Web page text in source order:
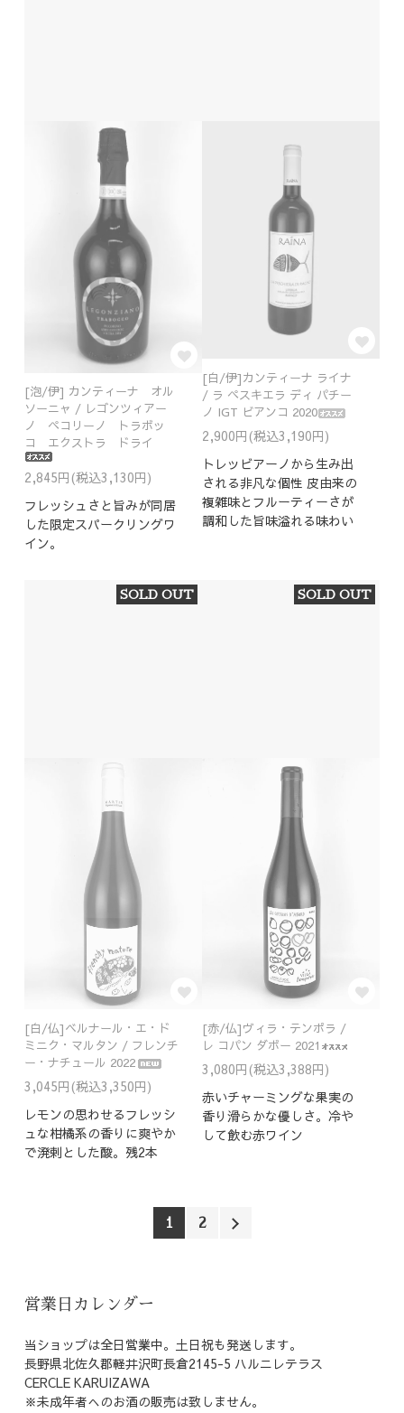
[泡/伊] カンティーナ オル
ソーニャ / レゴンツィアー
ノ ペコリーノ トラボッ
コ エクストラ ドライ
2,845円(税込3,130円)
フレッシュさと旨みが同居
した限定スパークリングワ
イン。
[白/伊]カンティーナ ライナ
/ ラ ペスキエラ ディ パチー
ノ IGT ビアンコ 2020
2,900円(税込3,190円)
トレッビアーノから生み出
される非凡な個性 皮由来の
複雑味とフルーティーさが
調和した旨味溢れる味わい
SOLD OUT
[白/仏]ベルナール・エ・ド
ミニク・マルタン / フレンチ
ー・ナチュール 2022
3,045円(税込3,350円)
レモンの思わせるフレッシ
ュな柑橘系の香りに爽やか
で溌剌とした酸。残2本
SOLD OUT
[赤/仏]ヴィラ・テンポラ /
レ コパン ダボー 2021
3,080円(税込3,388円)
赤いチャーミングな果実の
香り滑らかな優しさ。冷や
して飲む赤ワイン
1 2
営業日カレンダー
当ショップは全日営業中。土日祝も発送します。
長野県北佐久郡軽井沢町長倉2145-5 ハルニレテラス
CERCLE KARUIZAWA
※未成年者へのお酒の販売は致しません。